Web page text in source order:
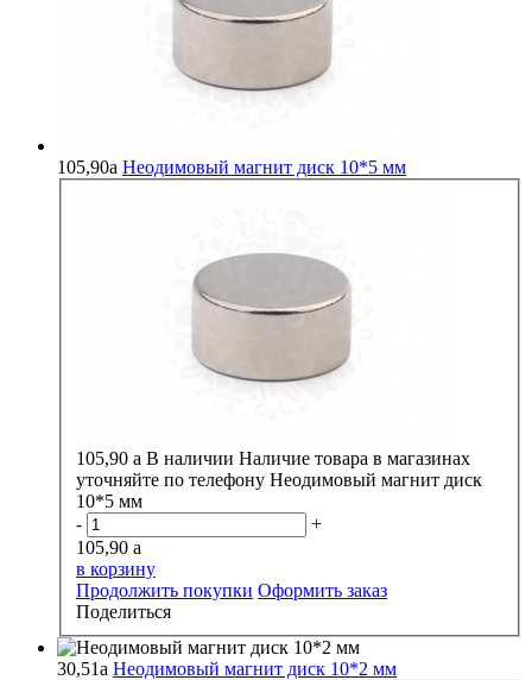
105,90a Неодимовый магнит диск 10*5 мм
105,90 a В наличии Наличие товара в магазинах
уточняйте по телефону Неодимовый магнит диск
10*5 мм
-
+
105,90 a
в корзину
Продолжить покупки Оформить заказ
Поделиться
30,51a Неодимовый магнит диск 10*2 мм